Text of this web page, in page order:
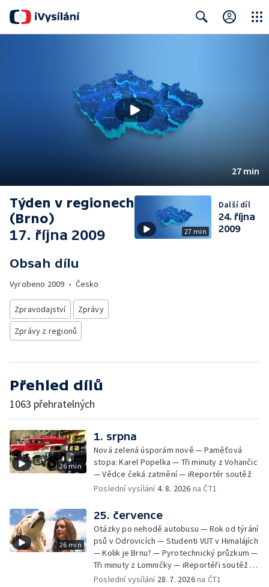
27 min
Týden v regionech
(Brno)
17. října 2009
Obsah dílu
Vyrobeno 2009 • Česko
Zpravodajství
Zprávy
Zprávy z regionů
27 min
Další díl
24. října
2009
Přehled dílů
1063 přehratelných
26 min
1. srpna
Nová zelená úsporám nově — Paměťová
stopa: Karel Popelka — Tři minuty z Vohančic
— Vědce čeká zatmění — iReportér soutěž
Poslední vysílání4. 8. 2026 na ČT1
26 min
25. července
Otázky po nehodě autobusu — Rok od týrání
psů v Odrovicích — Studenti VUT v Himalájích
— Kolik je Brnu? — Pyrotechnický průzkum —
Tři minuty z Lomničky — iReportéři soutěž —
Bez komentáře: Kontroly na NOvých Mlýnech
Poslední vysílání 28. 7. 2026na ČT1